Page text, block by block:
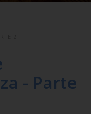
- Parte